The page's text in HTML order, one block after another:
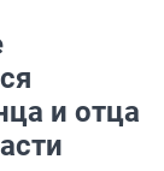
и отца